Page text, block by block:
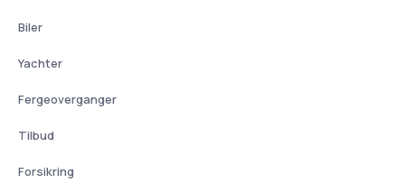
Biler
Yachter
Fergeoverganger
Tilbud
Forsikring